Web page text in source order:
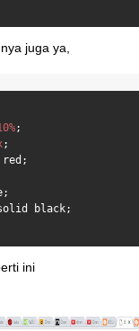
juga ya,
;
;
black;
ini